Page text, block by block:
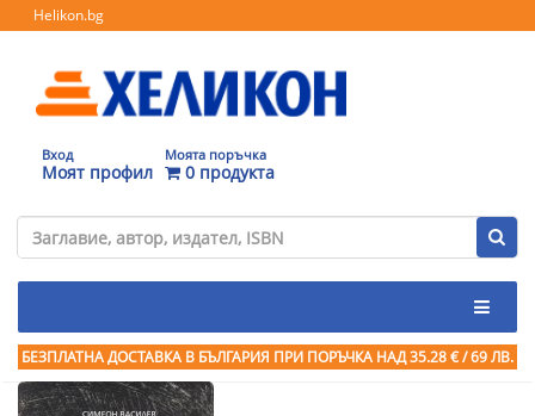
Helikon.bg
Вход
Моят профил
Моята поръчка
0 продукта
БЕЗПЛАТНА ДОСТАВКА В БЪЛГАРИЯ ПРИ ПОРЪЧКА НАД 35.28 € / 69 ЛВ.